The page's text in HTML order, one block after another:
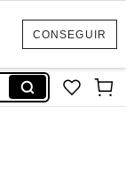
CONSEGUIR